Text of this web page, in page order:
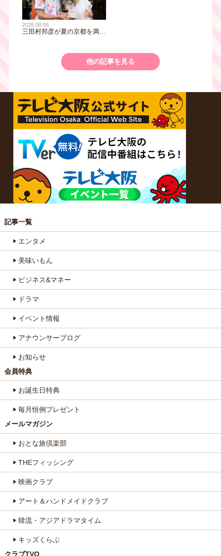
2026.08.06
三田村邦彦が夏の京都を満喫
切れ御免の夏の名物を堪能！
三田村大絶賛！暑い時こそ食
べたい絶品四川料理も
他の記事を見る
記事一覧
エンタメ
美味いもん
ビジネス&マネー
ドラマ
イベント情報
アナウンサーブログ
お知らせ
会員特典
お誕生日特典
毎月恒例プレゼント
メールマガジン
おとな旅倶楽部
THEフィッシング
映画クラブ
アート＆ハンドメイドクラブ
韓流・アジアドラマタイム
キッズくらぶ
クラブTVO